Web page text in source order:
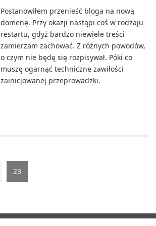
Postanowiłem przenieść bloga na nową
domenę. Przy okazji nastąpi coś w rodzaju
restartu, gdyż bardzo niewiele treści
zamierzam zachować. Z różnych powodów,
o czym nie będę się rozpisywał. Póki co
muszę ogarnąć techniczne zawiłości
zainicjowanej przeprowadzki.
23